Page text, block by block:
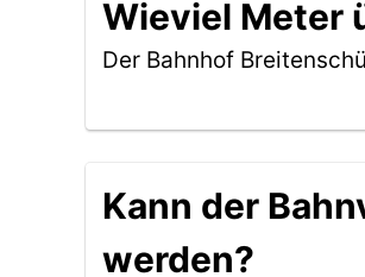
Wieviel Meter
Der Bahnhof
Kann der
werden?